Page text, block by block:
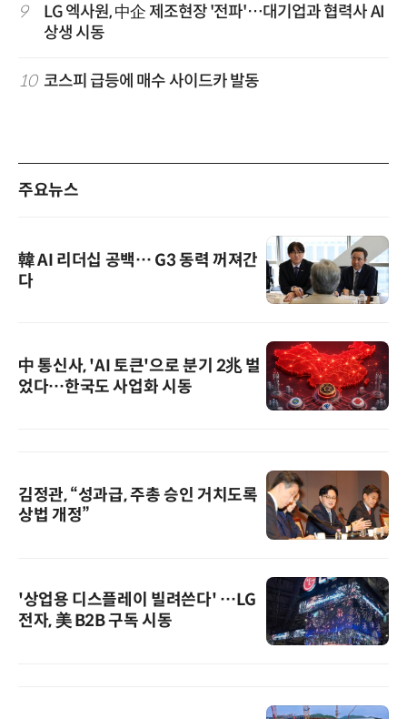
9
LG 엑사원, 中企 제조현장 '전파'…대기업과 협력사 AI
상생 시동
10 코스피 급등에 매수 사이드카 발동
주요뉴스
韓 AI 리더십 공백… G3 동력 꺼져간
다
中 통신사, 'AI 토큰'으로 분기 2兆 벌
었다…한국도 사업화 시동
김정관, “성과급, 주총 승인 거치도록
상법 개정”
'상업용 디스플레이 빌려쓴다' …LG
전자, 美 B2B 구독 시동